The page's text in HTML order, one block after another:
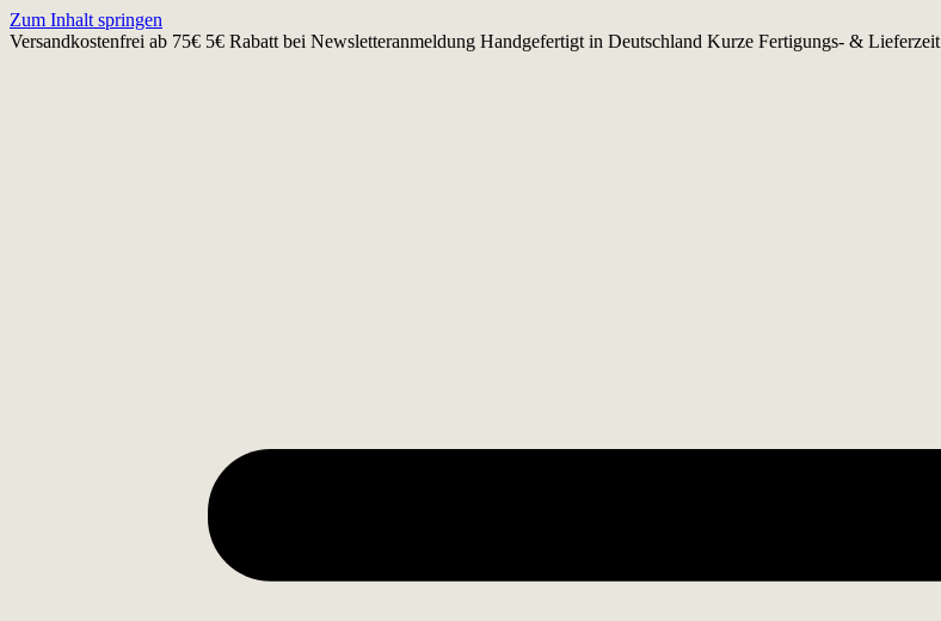
Zum Inhalt springen
Versandkostenfrei ab 75€ 5€ Rabatt bei Newsletteranmeldung Handgefertigt in Deutschland Kurze Fertigungs- & Lieferzeit